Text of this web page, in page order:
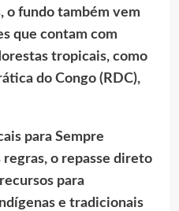
o fundo também vem
que contam com
tropicais, como
do Congo (RDC),
para Sempre
o repasse direto
para
e tradicionais